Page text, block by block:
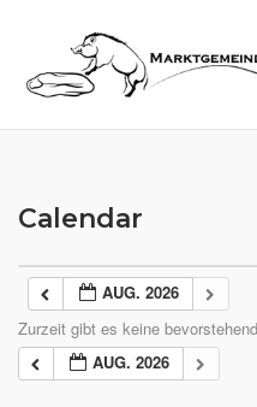
content
Calendar
AUG. 2026
Zurzeit gibt es keine
AUG. 2026